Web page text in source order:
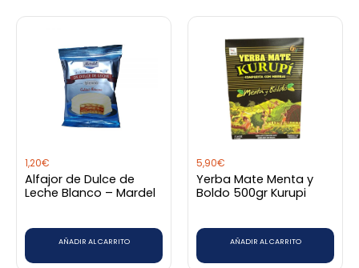
1,20€
Alfajor de Dulce de
Leche Blanco – Mardel
AÑADIR AL CARRITO
5,90€
Yerba Mate Menta y
Boldo 500gr Kurupi
AÑADIR AL CARRITO